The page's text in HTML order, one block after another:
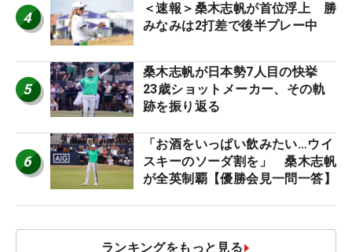
4
＜速報＞桑木志帆が首位浮上 勝
みなみは2打差で後半プレー中
5
桑木志帆が日本勢7人目の快挙
23歳ショットメーカー、その軌
跡を振り返る
6
「お酒をいっぱい飲みたい…ウイ
スキーのソーダ割を」 桑木志帆
が全英制覇【優勝会見一問一答】
ランキングをもっと見る